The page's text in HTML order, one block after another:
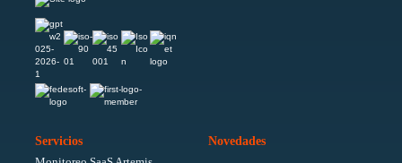
Servicios
Novedades